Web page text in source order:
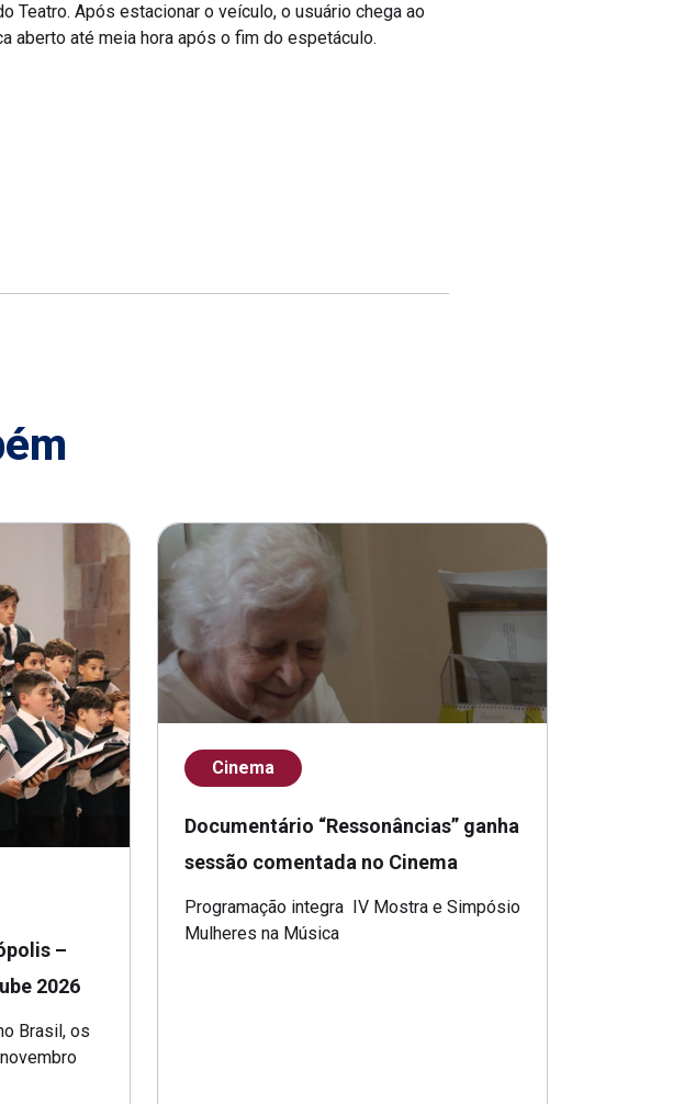
Teatro. Após estacionar o veículo, o usuário chega ao
aberto até meia hora após o fim do espetáculo.
–
2026
Brasil, os
Cinema
Documentário “Ressonâncias” ganha
sessão comentada no Cinema
Programação integra IV Mostra e Simpósio
Mulheres na Música